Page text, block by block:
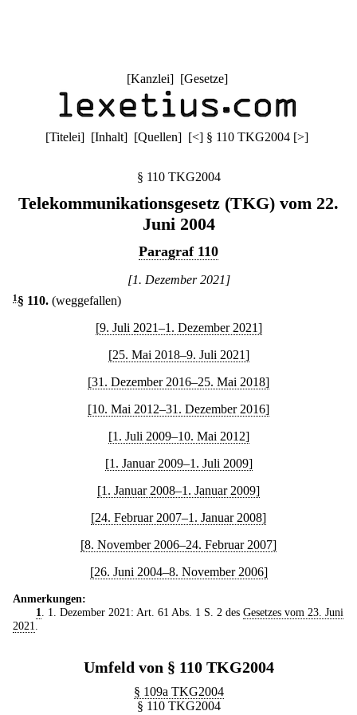
[Kanzlei] [Gesetze]
[Titelei] [Inhalt] [Quellen] [<] § 110 TKG2004 [>]
§ 110 TKG2004
Telekommunikationsgesetz (TKG) vom 22.
Juni 2004
Paragraf 110
[1. Dezember 2021]
1 § 110. (weggefallen)
[9. Juli 2021–1. Dezember 2021]
[25. Mai 2018–9. Juli 2021]
[31. Dezember 2016–25. Mai 2018]
[10. Mai 2012–31. Dezember 2016]
[1. Juli 2009–10. Mai 2012]
[1. Januar 2009–1. Juli 2009]
[1. Januar 2008–1. Januar 2009]
[24. Februar 2007–1. Januar 2008]
[8. November 2006–24. Februar 2007]
[26. Juni 2004–8. November 2006]
Anmerkungen:
1
. 1. Dezember 2021: Art. 61 Abs. 1 S. 2 des Gesetzes vom 23. Juni
2021
Umfeld von § 110 TKG2004
§ 109a TKG2004
§ 110 TKG2004